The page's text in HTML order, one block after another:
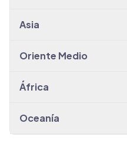
Asia
Oriente Medio
África
Oceanía